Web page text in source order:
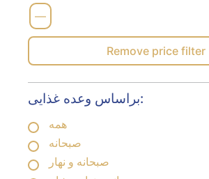
—
Remove price filter
براساس وعده غذایی:
همه
صبحانه
صبحانه و نهار